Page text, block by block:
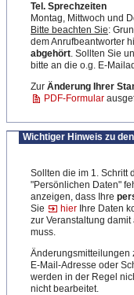
Tel. Sprechzeiten
Montag, Mittwoch und
Bitte beachten Sie:
dem Anrufbeantworter
abgehört. Sollten Sie
bitte an die o.g. E-
Zur Änderung Ihrer
PDF-Formular
Wichtiger Hinweis zu
Sollten die im 1. Schritt
"Persönlichen Daten"
anzeigen, dass Ihre
Sie
hier Ihre Daten
zur Veranstaltung
muss.
Änderungsmitteilungen
E-Mail-Adresse oder
werden in der Regel
nicht bearbeitet.